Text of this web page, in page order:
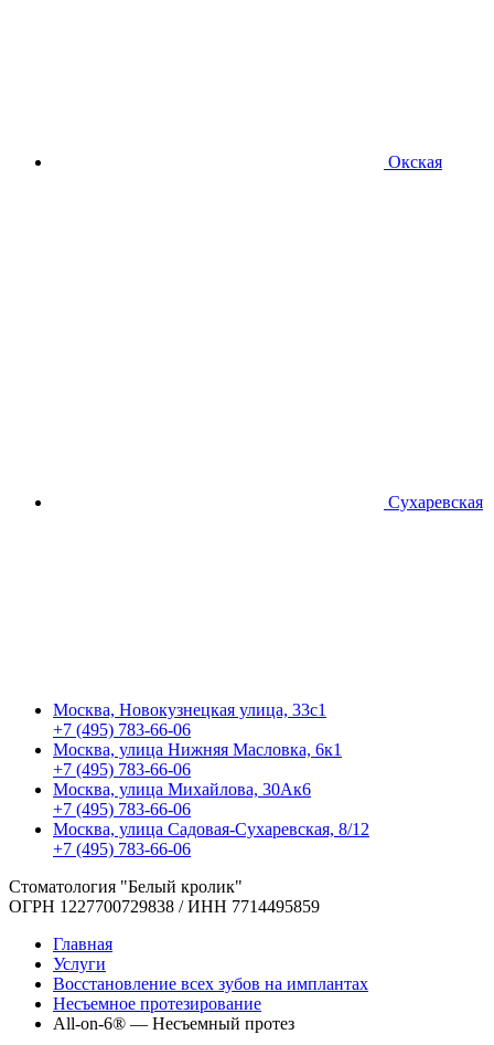
Окская
Сухаревская
Москва, Новокузнецкая улица, 33с1
+7 (495) 783-66-06
Москва, улица Нижняя Масловка, 6к1
+7 (495) 783-66-06
Москва, улица Михайлова, 30Ак6
+7 (495) 783-66-06
Москва, улица Садовая-Сухаревская, 8/12
+7 (495) 783-66-06
Стоматология "Белый кролик"
ОГРН 1227700729838 / ИНН 7714495859
Главная
Услуги
Восстановление всех зубов на имплантах
Несъемное протезирование
All-on-6® — Несъемный протез